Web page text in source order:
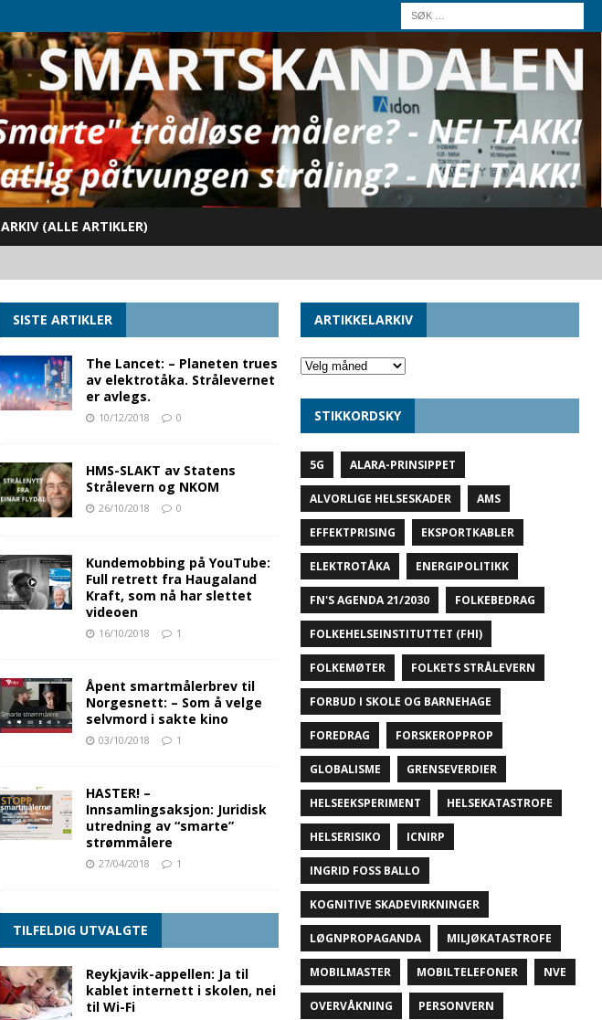
ARKIV (ALLE ARTIKLER)
SISTE ARTIKLER
The Lancet: – Planeten trues
av elektrotåka. Strålevernet
er avlegs.
10/12/2018 0
HMS-SLAKT av Statens
Strålevern og NKOM
26/10/2018 0
Kundemobbing på YouTube:
Full retrett fra Haugaland
Kraft, som nå har slettet
videoen
16/10/2018 1
Åpent smartmålerbrev til
Norgesnett: – Som å velge
selvmord i sakte kino
03/10/2018 1
HASTER! –
Innsamlingsaksjon: Juridisk
utredning av “smarte”
strømmålere
27/04/2018 1
TILFELDIG UTVALGTE
Reykjavik-appellen: Ja til
kablet internett i skolen, nei
til Wi-Fi
ARTIKKELARKIV
STIKKORDSKY
5G ALARA-PRINSIPPET
ALVORLIGE HELSESKADER AMS
EFFEKTPRISING EKSPORTKABLER
ELEKTROTÅKA ENERGIPOLITIKK
FN'S AGENDA 21/2030 FOLKEBEDRAG
FOLKEHELSEINSTITUTTET (FHI)
FOLKEMØTER FOLKETS STRÅLEVERN
FORBUD I SKOLE OG BARNEHAGE
FOREDRAG FORSKEROPPROP
GLOBALISME GRENSEVERDIER
HELSEEKSPERIMENT HELSEKATASTROFE
HELSERISIKO ICNIRP
INGRID FOSS BALLO
KOGNITIVE SKADEVIRKNINGER
LØGNPROPAGANDA MILJØKATASTROFE
MOBILMASTER MOBILTELEFONER NVE
OVERVÅKNING PERSONVERN